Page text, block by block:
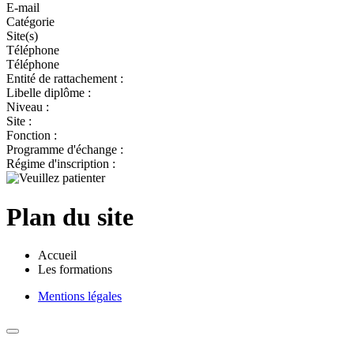
E-mail
Catégorie
Site(s)
Téléphone
Téléphone
Entité de rattachement :
Libelle diplôme :
Niveau :
Site :
Fonction :
Programme d'échange :
Régime d'inscription :
Plan du site
Accueil
Les formations
Mentions légales